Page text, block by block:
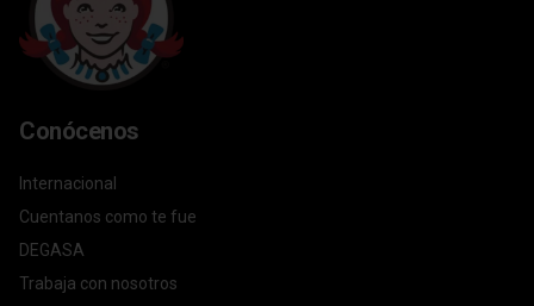
Conócenos
Internacional
Cuentanos como te fue
DEGASA
Trabaja con nosotros